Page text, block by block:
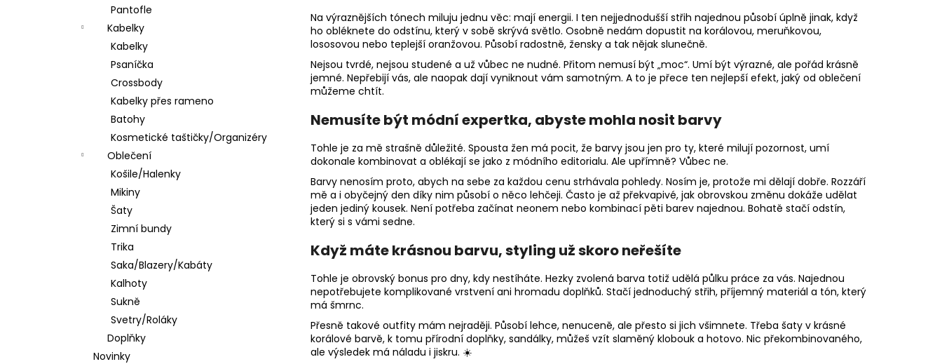
Pantofle
Kabelky
Kabelky
Psaníčka
Crossbody
Kabelky přes rameno
Batohy
Kosmetické taštičky/Organizéry
Oblečení
Košile/Halenky
Mikiny
Šaty
Zimní bundy
Trika
Saka/Blazery/Kabáty
Kalhoty
Sukně
Svetry/Roláky
Doplňky
Novinky
Na výraznějších tónech miluju jednu věc: mají energii. I ten nejjednodušší střih najednou působí úplně jinak, když
ho obléknete do odstínu, který v sobě skrývá světlo. Osobně nedám dopustit na korálovou, meruňkovou,
lososovou nebo teplejší oranžovou. Působí radostně, žensky a tak nějak slunečně.
Nejsou tvrdé, nejsou studené a už vůbec ne nudné. Přitom nemusí být „moc“. Umí být výrazné, ale pořád krásně
jemné. Nepřebijí vás, ale naopak dají vyniknout vám samotným. A to je přece ten nejlepší efekt, jaký od oblečení
můžeme chtít.
Nemusíte být módní expertka, abyste mohla nosit barvy
Tohle je za mě strašně důležité. Spousta žen má pocit, že barvy jsou jen pro ty, které milují pozornost, umí
dokonale kombinovat a oblékají se jako z módního editorialu. Ale upřímně? Vůbec ne.
Barvy nenosím proto, abych na sebe za každou cenu strhávala pohledy. Nosím je, protože mi dělají dobře. Rozzáří
mě a i obyčejný den díky nim působí o něco lehčeji. Často je až překvapivé, jak obrovskou změnu dokáže udělat
jeden jediný kousek. Není potřeba začínat neonem nebo kombinací pěti barev najednou. Bohatě stačí odstín,
který si s vámi sedne.
Když máte krásnou barvu, styling už skoro neřešíte
Tohle je obrovský bonus pro dny, kdy nestíháte. Hezky zvolená barva totiž udělá půlku práce za vás. Najednou
nepotřebujete komplikované vrstvení ani hromadu doplňků. Stačí jednoduchý střih, příjemný materiál a tón, který
má šmrnc.
Přesně takové outfity mám nejraději. Působí lehce, nenuceně, ale přesto si jich všimnete. Třeba šaty v krásné
korálové barvě, k tomu přírodní doplňky, sandálky, můžeš vzít slaměný klobouk a hotovo. Nic překombinovaného,
ale výsledek má náladu i jiskru. ☀️
ELEGANTNÍ KRÉMOVÁ KABELKA SE
ZLATÝM ŘETÍZKEM
699 Kč
KRÉMOVÁ PODLOUHLÁ KABELKA NA
RAMENO SE ZLATÝM DETAILEM
1 199 Kč
TMAVĚ HNĚDÁ PODLOUHLÁ KABELKA NA
RAMENO SE ZLATÝM DETAILEM
1 199 Kč